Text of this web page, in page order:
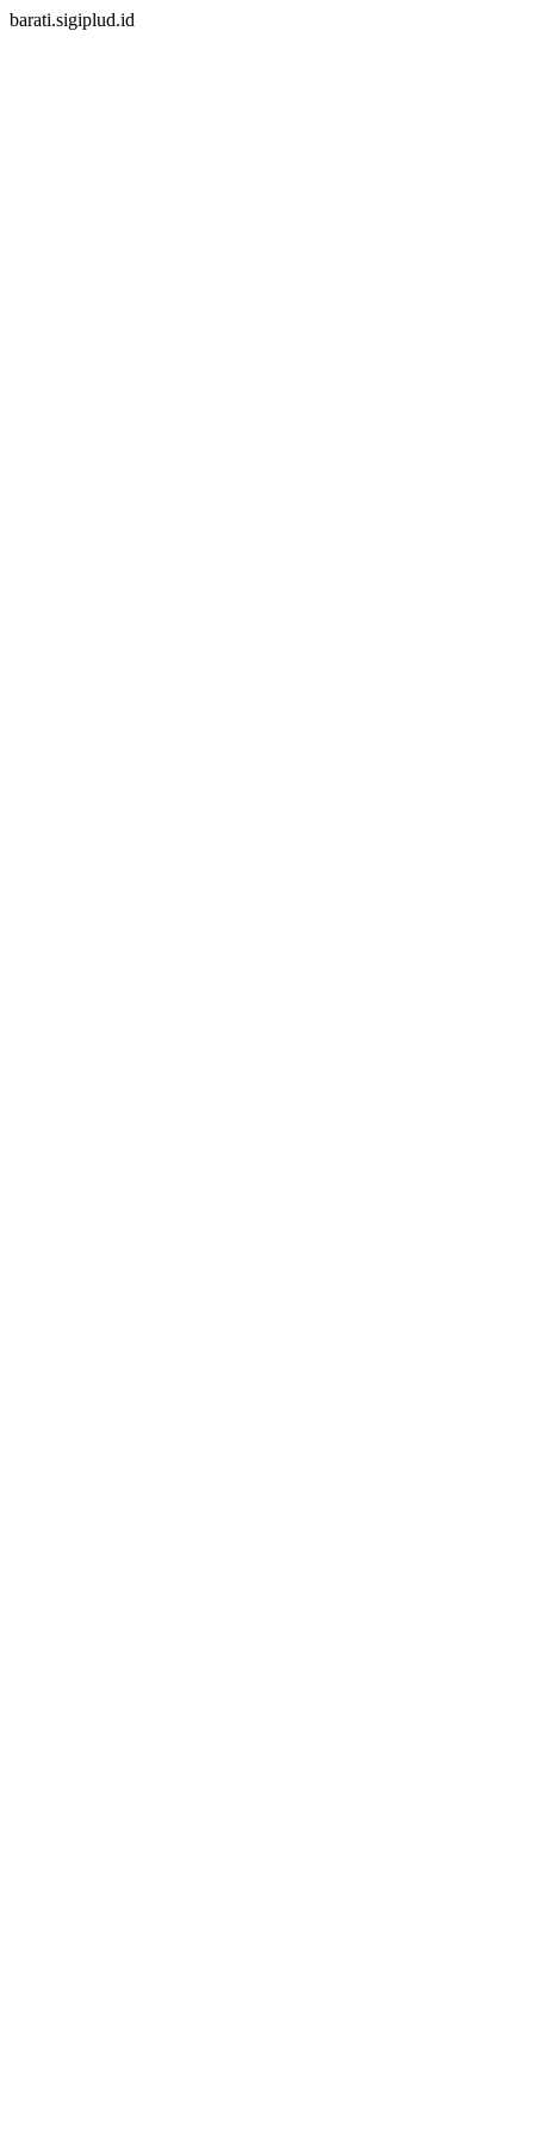
barati.sigiplud.id